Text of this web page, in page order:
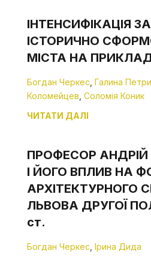
ІНТЕНСИФІКАЦІЯ
ІСТОРИЧНО
МІСТА НА
Богдан Черкес Галина
Коломейцев Соломія Коник
ЧИТАТИ ДАЛІ
ПРОФЕСОР
І ЙОГО ВПЛИВ НА
АРХІТЕКТУРНОГО
ЛЬВОВА ДРУГОЇ
ст.
Богдан Черкес Ірина Дида